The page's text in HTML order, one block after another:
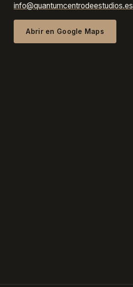
info@quantumcentrodeestudios.es
Abrir en Google Maps